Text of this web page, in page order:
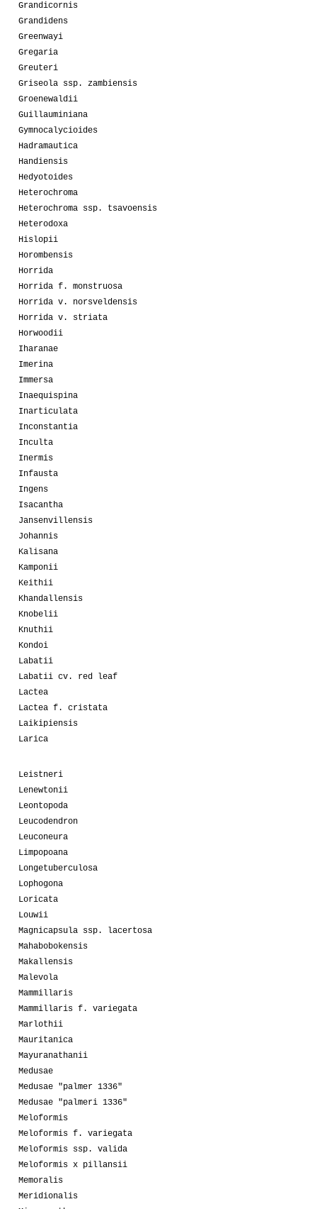
Grandicornis
Grandidens
Greenwayi
Gregaria
Greuteri
Griseola ssp. zambiensis
Groenewaldii
Guillauminiana
Gymnocalycioides
Hadramautica
Handiensis
Hedyotoides
Heterochroma
Heterochroma ssp. tsavoensis
Heterodoxa
Hislopii
Horombensis
Horrida
Horrida f. monstruosa
Horrida v. norsveldensis
Horrida v. striata
Horwoodii
Iharanae
Imerina
Immersa
Inaequispina
Inarticulata
Inconstantia
Inculta
Inermis
Infausta
Ingens
Isacantha
Jansenvillensis
Johannis
Kalisana
Kamponii
Keithii
Khandallensis
Knobelii
Knuthii
Kondoi
Labatii
Labatii cv. red leaf
Lactea
Lactea f. cristata
Laikipiensis
Larica
Leistneri
Lenewtonii
Leontopoda
Leucodendron
Leuconeura
Limpopoana
Longetuberculosa
Lophogona
Loricata
Louwii
Magnicapsula ssp. lacertosa
Mahabobokensis
Makallensis
Malevola
Mammillaris
Mammillaris f. variegata
Marlothii
Mauritanica
Mayuranathanii
Medusae
Medusae "palmer 1336"
Medusae "palmeri 1336"
Meloformis
Meloformis f. variegata
Meloformis ssp. valida
Meloformis x pillansii
Memoralis
Meridionalis